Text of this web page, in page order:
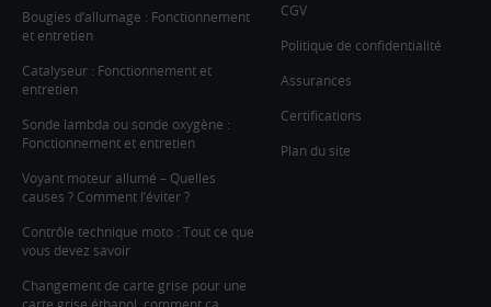
Bougies d’allumage : Fonctionnement
et entretien
Catalyseur : Fonctionnement et
entretien
Sonde lambda ou sonde oxygène :
Fonctionnement et entretien
Voyant moteur allumé – Quelles
causes ? Comment l’éviter ?
Contrôle technique moto : Tout ce que
vous devez savoir
Changement de carte grise pour une
CGV
Politique de confidentialité
Assurances
Certifications
Plan du site